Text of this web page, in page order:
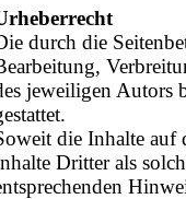
durch die
jeweiligen Autors
die Inhalte auf
Dritter als